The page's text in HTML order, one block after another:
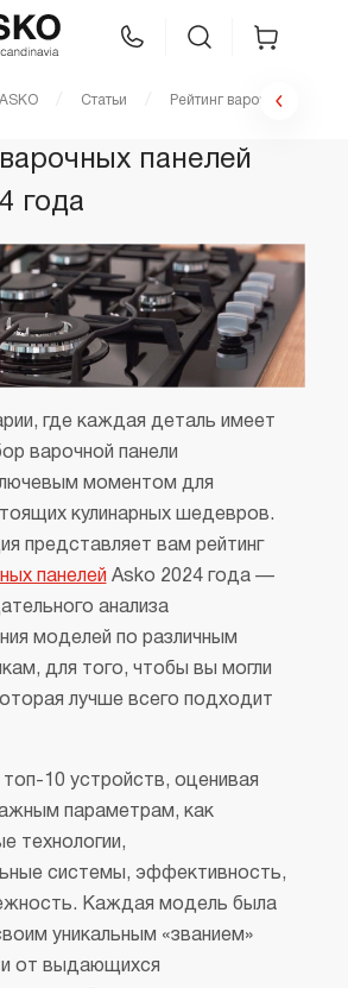
кухни
Статьи Рейтинг варочных
панелей
года
где каждая деталь имеет
варочной панели
моментом для
кулинарных шедевров.
представляет вам рейтинг
панелей Asko 2024 года —
анализа
моделей по различным
для того, чтобы вы могли
лучше всего подходит
10 устройств, оценивая
параметрам, как
технологии,
системы, эффективность,
Каждая модель была
уникальным «званием»
от выдающихся